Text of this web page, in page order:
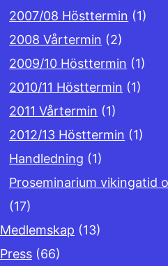
2007/08 Hösttermin (1)
2008 Vårtermin (2)
2009/10 Hösttermin (1)
2010/11 Hösttermin (1)
2011 Vårtermin (1)
2012/13 Hösttermin (1)
Handledning (1)
Proseminarium vikingatid
(17)
Medlemskap (13)
Press (66)